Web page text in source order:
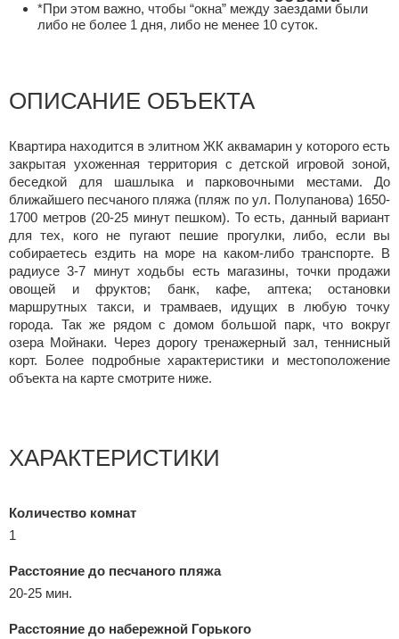
*При этом важно, чтобы “окна” между заездами были
либо не более 1 дня, либо не менее 10 суток.
ОПИСАНИЕ ОБЪЕКТА
Квартира находится в элитном ЖК аквамарин у которого есть
закрытая ухоженная территория с детской игровой зоной,
беседкой для шашлыка и парковочными местами. До
ближайшего песчаного пляжа (пляж по ул. Полупанова) 1650-
1700 метров (20-25 минут пешком). То есть, данный вариант
для тех, кого не пугают пешие прогулки, либо, если вы
собираетесь ездить на море на каком-либо транспорте. В
радиусе 3-7 минут ходьбы есть магазины, точки продажи
овощей и фруктов; банк, кафе, аптека; остановки
маршрутных такси, и трамваев, идущих в любую точку
города. Так же рядом с домом большой парк, что вокруг
озера Мойнаки. Через дорогу тренажерный зал, теннисный
корт. Более подробные характеристики и местоположение
объекта на карте смотрите ниже.
ХАРАКТЕРИСТИКИ
Количество комнат
1
Расстояние до песчаного пляжа
20-25 мин.
Расстояние до набережной Горького